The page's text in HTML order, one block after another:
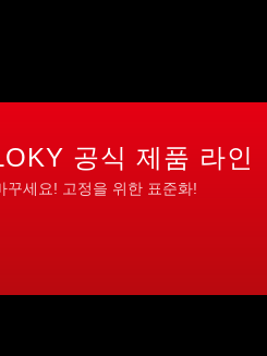
공식 제품 라인
세요! 고정을 위한 표준화!